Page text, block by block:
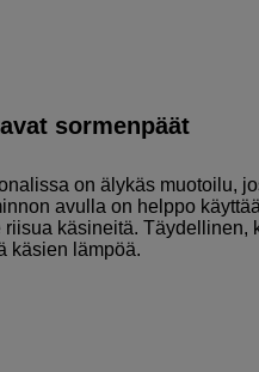
sormenpäät
on älykäs muotoilu,
avulla on helppo
käsineitä.
käsien lämpöä.